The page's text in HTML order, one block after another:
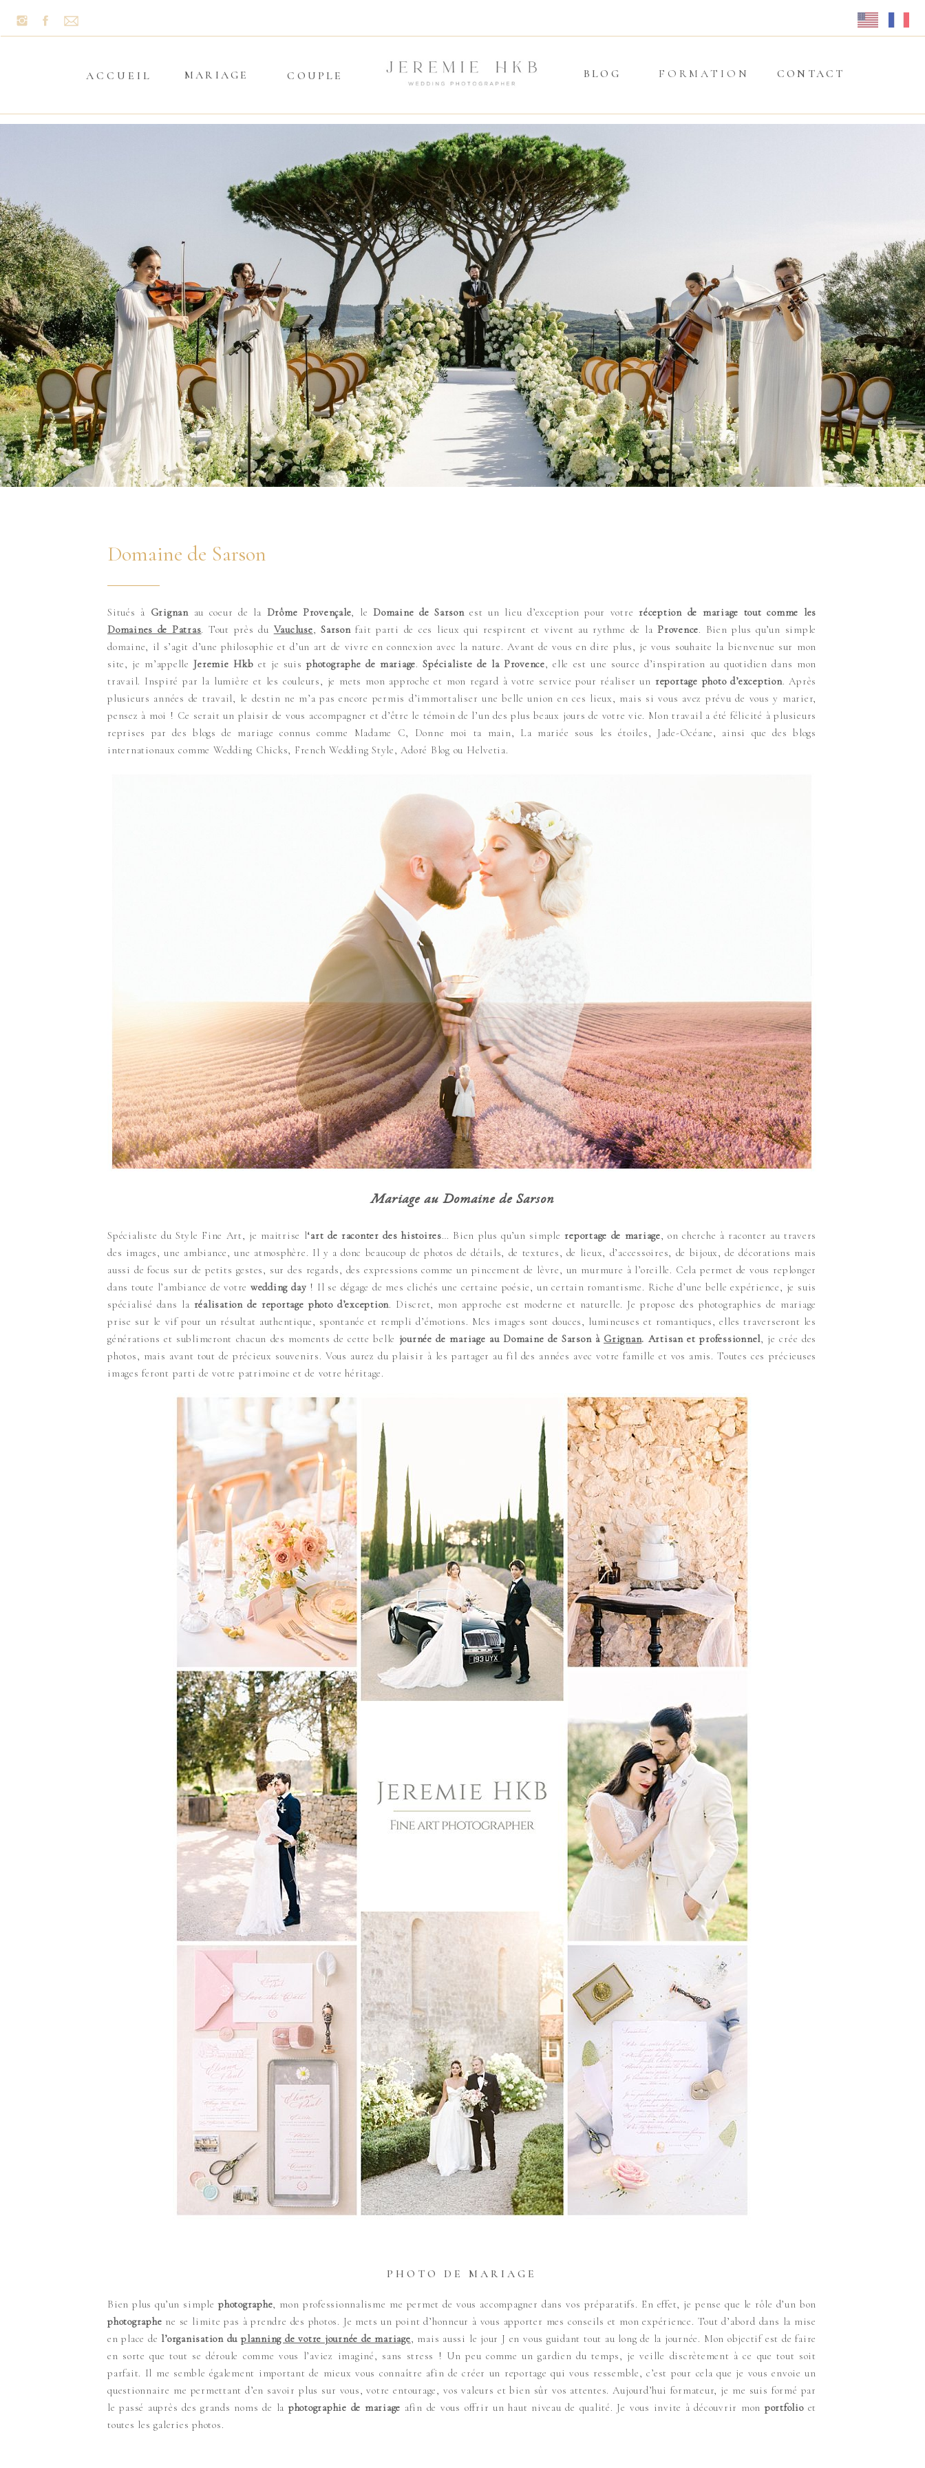
BLOG CONTACT
FORMATION
COUPLE
MARIAGE
ACCUEIL
Domaine de Sarson
Situés à Grignanau coeur de la Drôme Provençale, leDomaine de Sarsonest un lieu d’exception pour votreréception de mariage tout comme les
Domaines de Patras. Tout près du Vaucluse,Sarsonfait parti de ces lieux qui respirent et vivent au rythme de laProvence. Bien plus qu’un simple
domaine, il s’agit d’une philosophie et d’un art de vivre en connexion avec la nature. Avant de vous en dire plus, je vous souhaite la bienvenue sur mon
site, je m’appelleJeremie Hkb et je suisphotographe de mariage.Spécialiste de la Provence, elle est une source d’inspiration au quotidien dans mon
travail. Inspiré par la lumière et les couleurs, je mets mon approche et mon regard à votre service pour réaliser un reportage photo d’exception. Après
plusieurs années de travail, le destin ne m’a pas encore permis d’immortaliser une belle union en ces lieux, mais si vous avez prévu de vous y marier,
pensez à moi ! Ce serait un plaisir de vous accompagner et d’être le témoin de l’un des plus beaux jours de votre vie. Mon travail a été félicité à plusieurs
reprises par des blogs de mariage connus comme Madame C, Donne moi ta main, La mariée sous les étoiles, Jade-Océane, ainsi que des blogs
internationaux comme Wedding Chicks, French Wedding Style, Adoré Blog ou Helvetia.
Mariage au Domaine de Sarson
Spécialiste du Style Fine Art, je maitrise l‘art de raconter des histoires… Bien plus qu’un simplereportage de mariage, on cherche à raconter au travers
des images, une ambiance, une atmosphère. Il y a donc beaucoup de photos de détails, de textures, de lieux, d’accessoires, de bijoux, de décorations mais
aussi de focus sur de petits gestes, sur des regards, des expressions comme un pincement de lèvre, un murmure à l’oreille. Cela permet de vous replonger
dans toute l’ambiance de votre wedding day ! Il se dégage de mes clichés une certaine poésie, un certain romantisme. Riche d’une belle expérience, je suis
spécialisé dans la réalisation de reportage photo d’exception. Discret, mon approche est moderne et naturelle. Je propose des photographies de mariage
prise sur le vif pour un résultat authentique, spontanée et rempli d’émotions. Mes images sont douces, lumineuses et romantiques, elles traverseront les
générations et sublimeront chacun des moments de cette belle journée de mariage au Domaine de Sarson à Grignan. Artisan et professionnel, je crée des
photos, mais avant tout de précieux souvenirs. Vous aurez du plaisir à les partager au fil des années avec votre famille et vos amis. Toutes ces précieuses
images feront parti de votre patrimoine et de votre héritage.
PHOTO DE MARIAGE
Bien plus qu’un simplephotographe, mon professionnalisme me permet de vous accompagner dans vos préparatifs. En effet, je pense que le rôle d’un bon
photographe ne se limite pas à prendre des photos. Je mets un point d’honneur à vous apporter mes conseils et mon expérience. Tout d’abord dans la mise
en place de l’organisation duplanning de votre journée de mariage, mais aussi le jour J en vous guidant tout au long de la journée. Mon objectif est de faire
en sorte que tout se déroule comme vous l’aviez imaginé, sans stress ! Un peu comme un gardien du temps, je veille discrètement à ce que tout soit
parfait. Il me semble également important de mieux vous connaître afin de créer un reportage qui vous ressemble, c’est pour cela que je vous envoie un
questionnaire me permettant d’en savoir plus sur vous, votre entourage, vos valeurs et bien sûr vos attentes. Aujourd’hui formateur, je me suis formé par
le passé auprès des grands noms de laphotographie de mariage afin de vous offrir un haut niveau de qualité. Je vous invite à découvrir monportfolioet
toutes les galeries photos.